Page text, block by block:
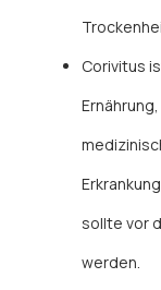
Corivitus
sollte vor
werden.